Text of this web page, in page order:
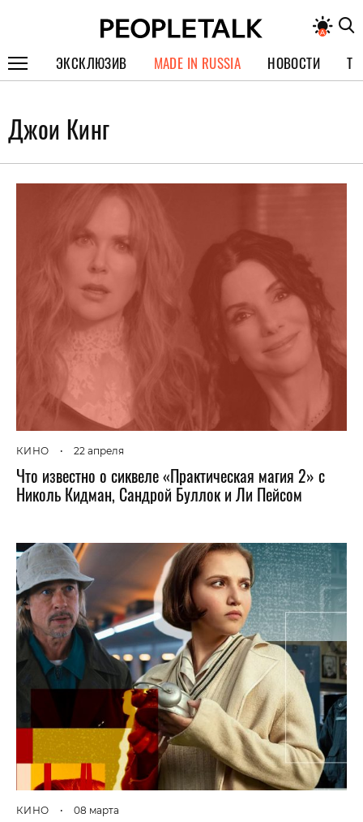
ЭКСКЛЮЗИВ
СПЕЦПРОЕКТЫ
ИНТЕРВЬЮ
ПОКОЛЕНИЕ
MADE IN RUSSIA НОВОСТИ
Джои Кинг
КИНО • 22 апреля
Что известно о сиквеле «Практическая магия 2» с
Николь Кидман, Сандрой Буллок и Ли Пейсом
КИНО • 08 марта